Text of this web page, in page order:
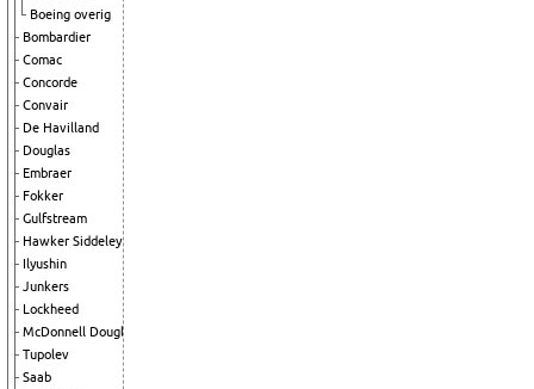
Boeing overig
Bombardier
Comac
Concorde
Convair
De Havilland
Douglas
Embraer
Fokker
Gulfstream
Hawker Siddeley
Ilyushin
Junkers
Lockheed
McDonnell Douglas
Tupolev
Saab